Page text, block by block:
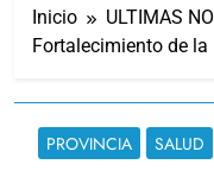
Inicio
ULTIMAS
Fortalecimiento de
PROVINCIA SALUD